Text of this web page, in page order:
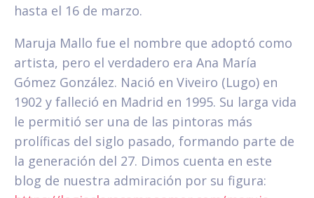
hasta el 16 de marzo.
Maruja Mallo fue el nombre que adoptó como
artista, pero el verdadero era Ana María
Gómez González. Nació en Viveiro (Lugo) en
1902 y falleció en Madrid en 1995. Su larga vida
le permitió ser una de las pintoras más
prolíficas del siglo pasado, formando parte de
la generación del 27. Dimos cuenta en este
blog de nuestra admiración por su figura: